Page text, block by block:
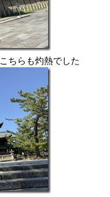
ちらも灼熱でした